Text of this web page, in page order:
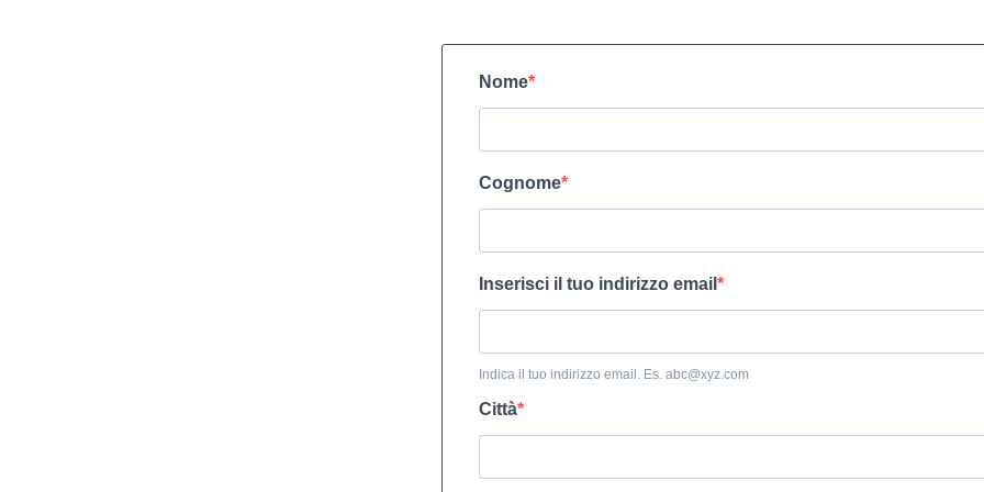
Nome
Cognome
Inserisci il tuo indirizzo email
Indica il tuo indirizzo email. Es. abc@xyz.com
Città